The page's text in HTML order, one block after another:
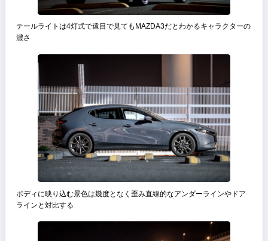
キャラクターラインは入れずサイドパネル中央付近で内側にソリを持
せて表情を出す